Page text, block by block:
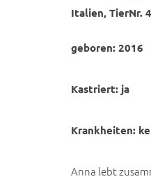
Italien, TierNr.
geboren: 2016
Kastriert: ja
Krankheiten:
Anna lebt